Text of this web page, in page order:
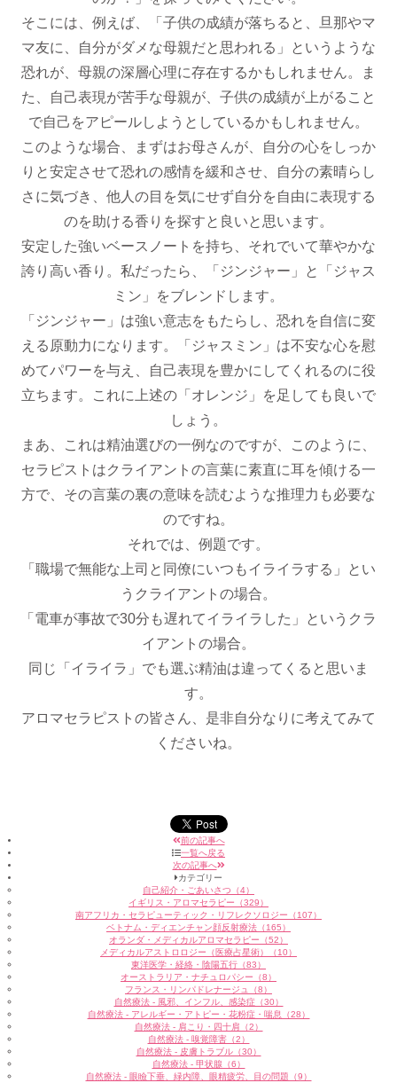
そこには、例えば、「子供の成績が落ちると、旦那やマ
マ友に、自分がダメな母親だと思われる」というような
恐れが、母親の深層心理に存在するかもしれません。ま
た、自己表現が苦手な母親が、子供の成績が上がること
で自己をアピールしようとしているかもしれません。
このような場合、まずはお母さんが、自分の心をしっか
りと安定させて恐れの感情を緩和させ、自分の素晴らし
さに気づき、他人の目を気にせず自分を自由に表現する
のを助ける香りを探すと良いと思います。
安定した強いベースノートを持ち、それでいて華やかな
誇り高い香り。私だったら、「ジンジャー」と「ジャス
ミン」をブレンドします。
「ジンジャー」は強い意志をもたらし、恐れを自信に変
える原動力になります。「ジャスミン」は不安な心を慰
めてパワーを与え、自己表現を豊かにしてくれるのに役
立ちます。これに上述の「オレンジ」を足しても良いで
しょう。
まあ、これは精油選びの一例なのですが、このように、
セラピストはクライアントの言葉に素直に耳を傾ける一
方で、その言葉の裏の意味を読むような推理力も必要な
のですね。
それでは、例題です。
「職場で無能な上司と同僚にいつもイライラする」とい
うクライアントの場合。
「電車が事故で30分も遅れてイライラした」というクラ
イアントの場合。
同じ「イライラ」でも選ぶ精油は違ってくると思いま
す。
アロマセラピストの皆さん、是非自分なりに考えてみて
くださいね。
前の記事へ
一覧へ戻る
次の記事へ
カテゴリー
自己紹介・ごあいさつ（4）
イギリス・アロマセラピー（329）
南アフリカ・セラピューティック・リフレクソロジー（107）
ベトナム・ディエンチャン顔反射療法（165）
オランダ・メディカルアロマセラピー（52）
メディカルアストロロジー（医療占星術）（10）
東洋医学・経絡・陰陽五行（83）
オーストラリア・ナチュロパシー（8）
フランス・リンパドレナージュ（8）
自然療法 - 風邪、インフル、感染症（30）
自然療法 - アレルギー・アトピー・花粉症・喘息（28）
自然療法 - 肩こり・四十肩（2）
自然療法 - 嗅覚障害（2）
自然療法 - 皮膚トラブル（30）
自然療法 - 甲状腺（6）
自然療法 - 眼瞼下垂、緑内障、眼精疲労、目の問題（9）